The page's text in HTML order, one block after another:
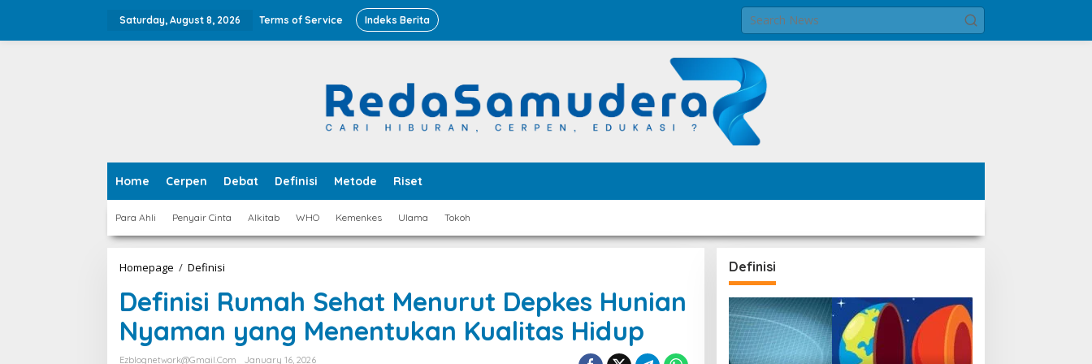
Saturday, August 8, 2026 Terms of Service Indeks Berita
Home Cerpen Debat Definisi Metode Riset
Para Ahli Penyair Cinta Alkitab WHO Kemenkes Ulama Tokoh
Homepage / Definisi
Sehat
Menurut
Depkes
Hunian
Nyaman
Definisi Rumah Sehat Menurut Depkes Hunian
Nyaman yang Menentukan Kualitas Hidup
Ezblognetwork@gmail.com
January 16, 2026
Definisi